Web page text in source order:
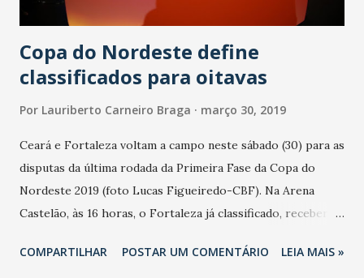
empreendimento – é uma medida de adesão voluntária”,
comple...
Copa do Nordeste define
classificados para oitavas
Por Lauriberto Carneiro Braga março 30, 2019
Ceará e Fortaleza voltam a campo neste sábado (30) para as
disputas da última rodada da Primeira Fase da Copa do
Nordeste 2019 (foto Lucas Figueiredo-CBF). Na Arena
Castelão, às 16 horas, o Fortaleza já classificado, receberá o
liderança do Grupo A e garante a vantagem de jogar em
COMPARTILHAR POSTAR UM COMENTÁRIO LEIA MAIS »